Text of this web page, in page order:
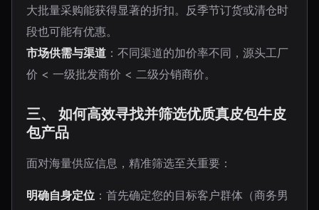
大批量采购能获得显著的折扣。反季节订货或清仓时
段也可能有优惠。
市场供需与渠道 ：不同渠道的加价率不同，源头工厂
价 < 一级批发商价 < 二级分销商价。
三、 如何高效寻找并筛选优质真皮包牛皮
包产品
面对海量供应信息，精准筛选至关重要：
明确自身定位 ：首先确定您的目标客户群体（商务男